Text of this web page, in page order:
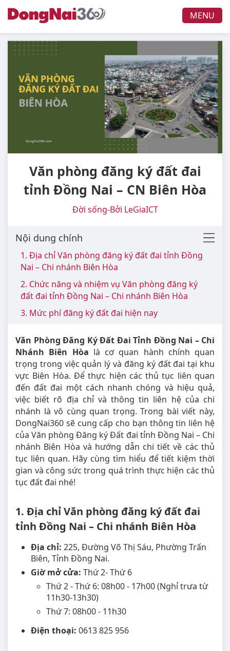
MENU
Văn phòng đăng ký đất đai
tỉnh Đồng Nai – CN Biên Hòa
Đời sống-Bởi LeGiaICT
Nội dung chính
1. Địa chỉ Văn phòng đăng ký đất đai tỉnh Đồng
Nai – Chi nhánh Biên Hòa
2. Chức năng và nhiệm vụ Văn phòng đăng ký
đất đai tỉnh Đồng Nai – Chi nhánh Biên Hòa
3. Mức phí đăng ký đất đai hiện nay
Văn Phòng Đăng Ký Đất Đai Tỉnh Đồng Nai – Chi
Nhánh Biên Hòa là cơ quan hành chính quan
trọng trong việc quản lý và đăng ký đất đai tại khu
vực Biên Hòa. Để thực hiện các thủ tục liên quan
đến đất đai một cách nhanh chóng và hiệu quả,
việc biết rõ địa chỉ và thông tin liên hệ của chi
nhánh là vô cùng quan trọng. Trong bài viết này,
DongNai360 sẽ cung cấp cho bạn thông tin liên hệ
của Văn phòng Đăng ký Đất đai tỉnh Đồng Nai – Chi
nhánh Biên Hòa và hướng dẫn chi tiết về các thủ
tục liên quan. Hãy cùng tìm hiểu để tiết kiệm thời
gian và công sức trong quá trình thực hiện các thủ
tục đất đai nhé!
1. Địa chỉ Văn phòng đăng ký đất đai
tỉnh Đồng Nai – Chi nhánh Biên Hòa
Địa chỉ: 225, Đường Võ Thị Sáu, Phường Trấn
Biên, Tỉnh Đồng Nai.
Giờ mở cửa: Thứ 2- Thứ 6
Thứ 2 - Thứ 6: 08h00 - 17h00 (Nghỉ trưa từ
11h30-13h30)
Thứ 7: 08h00 - 11h30
Điện thoại: 0613 825 956